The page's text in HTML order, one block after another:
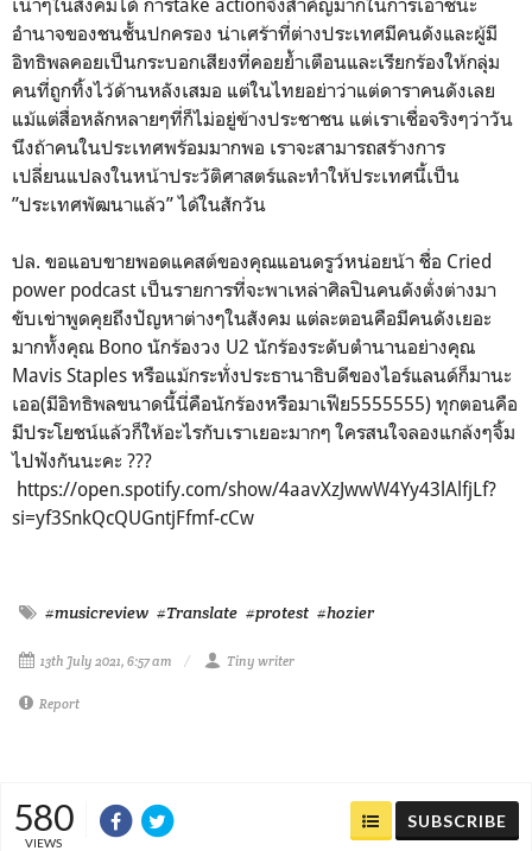
อำนาจของชนชั้นปกครอง น่าเศร้าที่ต่างประเทศมีคนดังและผู้มี
อิทธิพลคอยเป็นกระบอกเสียงที่คอยย้ำเตือนและเรียกร้องให้กลุ่ม
คนที่ถูกทิ้งไว้ด้านหลังเสมอ แต่ในไทยอย่าว่าแต่ดาราคนดังเลย
แม้แต่สื่อหลักหลายๆที่ก็ไม่อยู่ข้างประชาชน แต่เราเชื่อจริงๆว่าวัน
นึงถ้าคนในประเทศพร้อมมากพอ เราจะสามารถสร้างการ
เปลี่ยนแปลงในหน้าประวัติศาสตร์และทำให้ประเทศนี้เป็น
”ประเทศพัฒนาแล้ว” ได้ในสักวัน
ปล. ขอแอบขายพอดแคสต์ของคุณแอนดรูว์หน่อยน้า ชื่อ Cried
power podcast เป็นรายการที่จะพาเหล่าศิลปินคนดังตั่งต่างมา
ขับเข่าพูดคุยถึงปัญหาต่างๆในสังคม แต่ละตอนคือมีคนดังเยอะ
มากทั้งคุณ Bono นักร้องวง U2 นักร้องระดับตำนานอย่างคุณ
Mavis Staples หรือแม้กระทั่งประธานาธิบดีของไอร์แลนด์ก็มานะ
เออ(มีอิทธิพลขนาดนี้นี่คือนักร้องหรือมาเฟีย5555555) ทุกตอนคือ
มีประโยชน์แล้วก็ให้อะไรกับเราเยอะมากๆ ใครสนใจลองแกล้งๆจิ้ม
ไปฟังกันนะคะ ???
https://open.spotify.com/show/4aavXzJwwW4Yy43lAlfjLf?
si=yf3SnkQcQUGntjFfmf-cCw
#musicreview #Translate #protest #hozier
13th July 2021, 6:57 am Tiny writer
Report
580
VIEWS
SUBSCRIBE